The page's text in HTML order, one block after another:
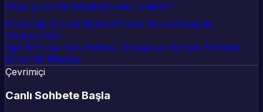
Siber güvenlik tehditleri neler olabilir?
Güvenliği Sürekli Kontrol Etme: Soru-Cevap ile
Netleştirelim
İlgili Konular: Ses Kalitesi, Altyapı ve Gerçek Zamanlı
Güvenlik Mantığı
Çevrimiçi
Canlı Sohbete Başla